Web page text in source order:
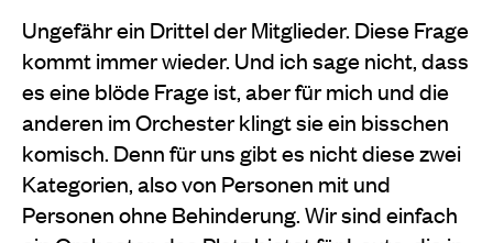
Ungefähr ein Drittel der Mitglieder. Diese Frage
kommt immer wieder. Und ich sage nicht, dass
es eine blöde Frage ist, aber für mich und die
anderen im Orchester klingt sie ein bisschen
komisch. Denn für uns gibt es nicht diese zwei
Kategorien, also von Personen mit und
Personen ohne Behinderung. Wir sind einfach